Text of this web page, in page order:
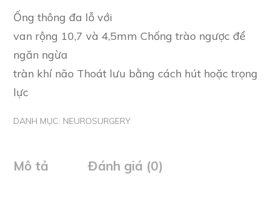
Ống thông đa lỗ với
van rộng 10,7 và 4,5mm Chống trào ngược để
ngăn ngừa
tràn khí não Thoát lưu bằng cách hút hoặc trọng
lực
DANH MỤC: NEUROSURGERY
Mô tả Đánh giá (0)